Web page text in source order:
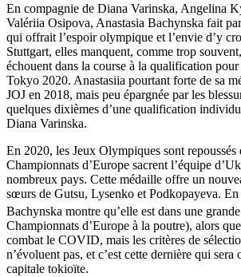
En compagnie de Diana Varinska, Angelina
Valériia Osipova, Anastasia Bachynska fait
qui offrait l’espoir olympique et l’envie d’y
Stuttgart, elles manquent, comme trop
échouent dans la course à la qualification
Tokyo 2020. Anastasiia pourtant forte de sa
JOJ en 2018, mais peu épargnée par les
quelques dixièmes d’une qualification
Diana Varinska.
En 2020, les Jeux Olympiques sont repoussés
Championnats d’Europe sacrent l’équipe
nombreux pays. Cette médaille offre un
sœurs de Gutsu, Lysenko et Podkopayeva. En
Bachynska montre qu’elle est dans une
Championnats d’Europe à la poutre), alors
combat le COVID, mais les critères de
n’évoluent pas, et c’est cette dernière qui sera
capitale tokioïte.